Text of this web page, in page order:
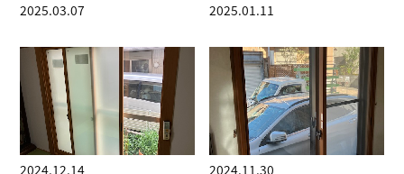
2025.03.07 2025.01.11
2024.12.14 2024.11.30